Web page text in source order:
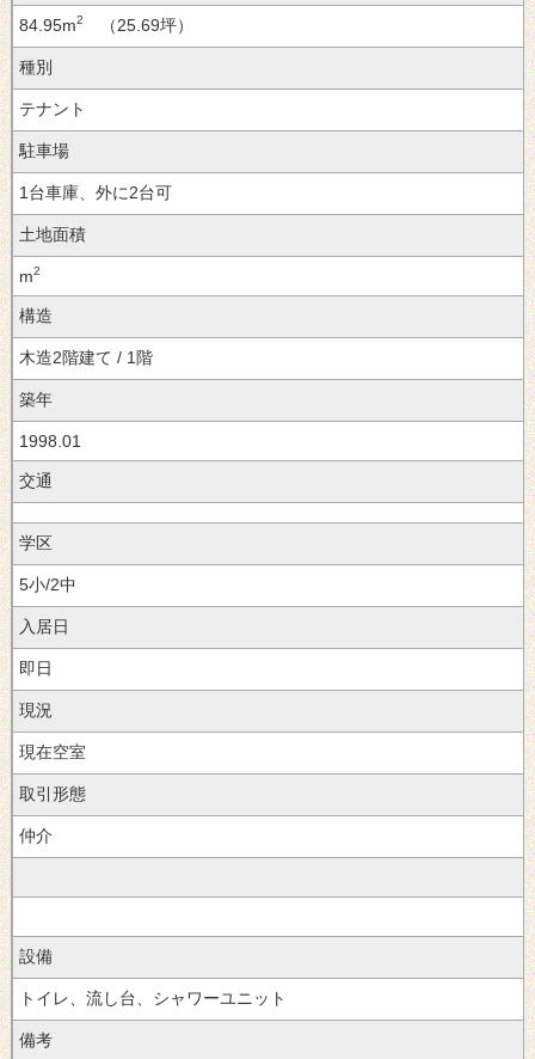
84.95m2 （25.69坪）
種別
テナント
駐車場
1台車庫、外に2台可
土地面積
m2
構造
木造2階建て / 1階
築年
1998.01
交通
学区
5小/2中
入居日
即日
現況
現在空室
取引形態
仲介
設備
トイレ、流し台、シャワーユニット
備考